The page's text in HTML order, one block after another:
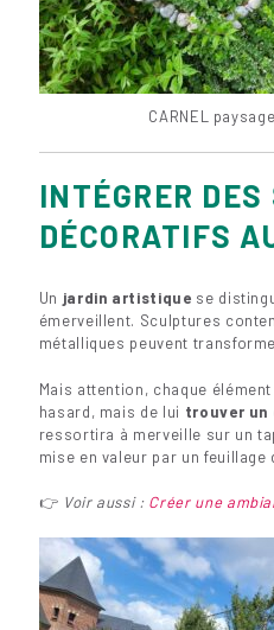
CARNEL
INTÉGRER
DÉCORATIFS
Un jardin artistique se
émerveillent. Sculptures
métalliques peuvent
Mais attention, chaque
hasard, mais de lui trouver un
ressortira à merveille sur un
mise en valeur par un feuillage
👉 Voir aussi : Créer une